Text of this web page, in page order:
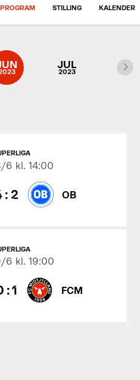
STILLING KALENDER
JUL
2023
AUG
2023
6 kl. 14:00
: 2 OB
6 kl. 19:00
:1 FCM